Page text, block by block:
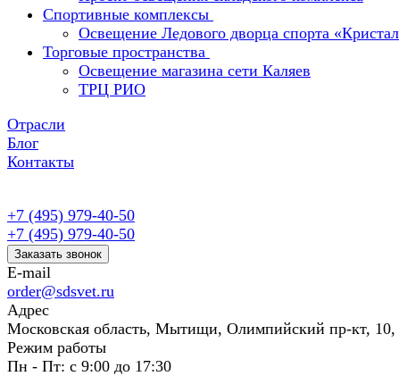
Спортивные комплексы
Освещение Ледового дворца спорта
Торговые пространства
Освещение магазина сети Каляев
ТРЦ РИО
Отрасли
Блог
Контакты
+7 (495) 979-40-50
+7 (495) 979-40-50
Заказать звонок
E-mail
order@sdsvet.ru
Адрес
Московская область, Мытищи, Олимпийский пр-кт,
Режим работы
Пн - Пт: с 9:00 до 17:30